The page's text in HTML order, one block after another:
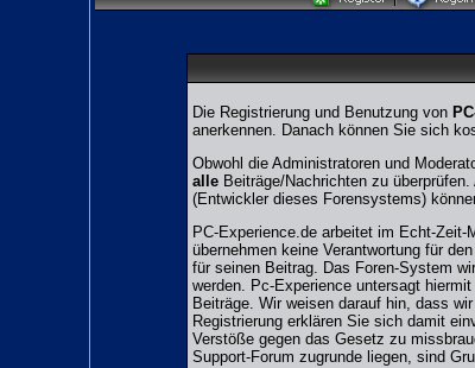
Die Registrierung und Benutzung von
anerkennen. Danach können Sie sich
Obwohl die Administratoren und
alle Beiträge/Nachrichten zu
(Entwickler dieses Forensystems)
PC-Experience.de arbeitet im Echt-
übernehmen keine Verantwortung für
für seinen Beitrag. Das Foren-System
werden. Pc-Experience untersagt
Beiträge. Wir weisen darauf hin, dass
Registrierung erklären Sie sich damit
Verstöße gegen das Gesetz zu
Support-Forum zugrunde liegen, sind